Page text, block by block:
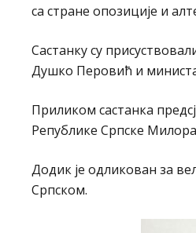
са стране опозиције и
Састанку су
Душко Перовић и
Приликом састанка
Републике Српске
Додик је одликован за
Српском.